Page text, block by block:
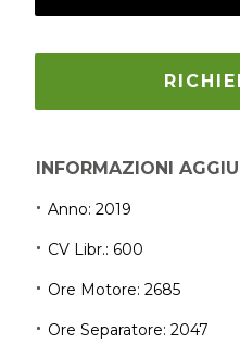
INFORMAZIONI
Anno: 2019
CV Libr.: 600
Ore Motore: 2685
Ore Separatore: 2047